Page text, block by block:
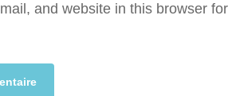
and website in this browser